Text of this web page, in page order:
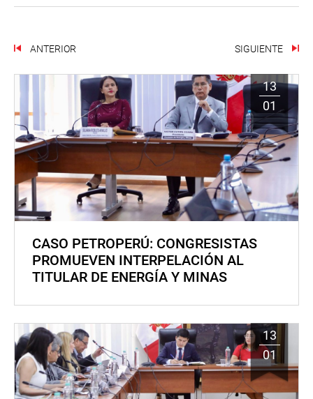
ANTERIOR SIGUIENTE
13
01
CASO PETROPERÚ: CONGRESISTAS
PROMUEVEN INTERPELACIÓN AL
TITULAR DE ENERGÍA Y MINAS
13
01